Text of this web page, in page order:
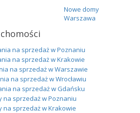
Nowe domy
Warszawa
na sprzedaż w Poznaniu
na sprzedaż w Krakowie
na sprzedaż w Warszawie
na sprzedaż w Wrocławiu
na sprzedaż w Gdańsku
na sprzedaż w Poznaniu
na sprzedaż w Krakowie